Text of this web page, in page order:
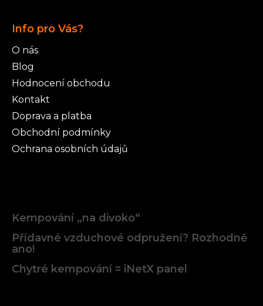
Info pro Vás?
O nás
Blog
Hodnocení obchodu
Kontakt
Doprava a platba
Obchodní podmínky
Ochrana osobních údajů
Kempování „na divoko“
Přídavné vzduchové odpružení? Rozhodně
ano!
Chytré kempování = iNetX panel